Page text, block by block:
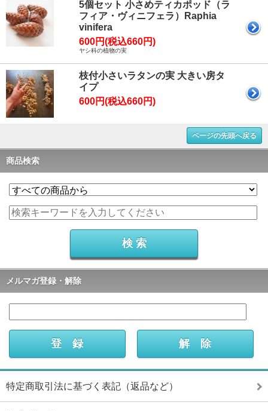
5個セット 小さめティカポッド（ラ
フィア・ヴィニフェラ）Raphia
vinifera
600円(税込660円)
ヤシ科の植物の実
枝付小さいラタンの実 大きい房タ
イプ
600円(税込660円)
ページの先頭へ戻る
商品検索
メルマガ登録・解除
特定商取引法に基づく表記（返品など）